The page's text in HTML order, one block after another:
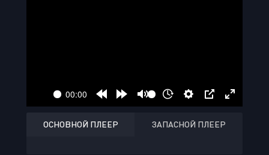
ОСНОВНОЙ ПЛЕЕР ЗАПАСНОЙ ПЛЕЕР